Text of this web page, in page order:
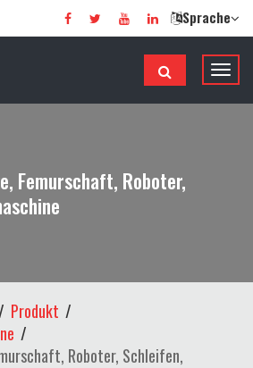
Sprache
N
Femurschaft, Roboter,
Produkt
Roboter, Schleifen,